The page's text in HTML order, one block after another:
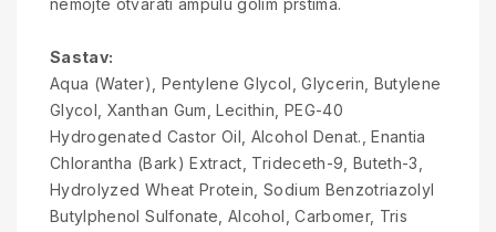
nemojte otvarati ampulu golim prstima.
Sastav:
Aqua (Water), Pentylene Glycol, Glycerin, Butylene
Glycol, Xanthan Gum, Lecithin, PEG-40
Hydrogenated Castor Oil, Alcohol Denat., Enantia
Chlorantha (Bark) Extract, Trideceth-9, Buteth-3,
Hydrolyzed Wheat Protein, Sodium Benzotriazolyl
Butylphenol Sulfonate, Alcohol, Carbomer, Tris